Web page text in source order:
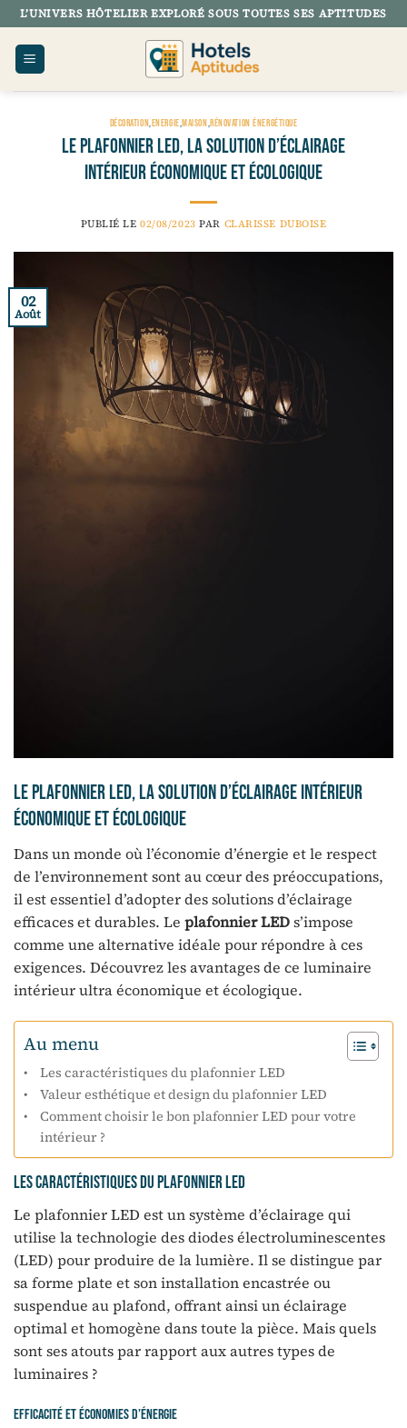
Passer
au
contenu
L’UNIVERS HÔTELIER EXPLORÉ SOUS TOUTES SES APTITUDES
DÉCORATION,ENERGIE,MAISON,RÉNOVATION ÉNERGÉTIQUE
Le plafonnier LED, la solution d’éclairage
intérieur économique et écologique
PUBLIÉ LE02/08/2023 PAR CLARISSE DUBOISE
02
Août
Le plafonnier LED, la solution d’éclairage intérieur
économique et écologique
Dans un monde où l’économie d’énergie et le respect
de l’environnement sont au cœur des préoccupations,
il est essentiel d’adopter des solutions d’éclairage
efficaces et durables. Le plafonnier LEDs’impose
comme une alternative idéale pour répondre à ces
exigences. Découvrez les avantages de ce luminaire
intérieur ultra économique et écologique.
Au menu
Les caractéristiques du plafonnier LED
Valeur esthétique et design du plafonnier LED
Comment choisir le bon plafonnier LED pour votre
intérieur ?
Les caractéristiques du plafonnier LED
Le plafonnier LED est un système d’éclairage qui
utilise la technologie des diodes électroluminescentes
(LED) pour produire de la lumière. Il se distingue par
sa forme plate et son installation encastrée ou
suspendue au plafond, offrant ainsi un éclairage
optimal et homogène dans toute la pièce. Mais quels
sont ses atouts par rapport aux autres types de
luminaires ?
Efficacité et économies d’énergie